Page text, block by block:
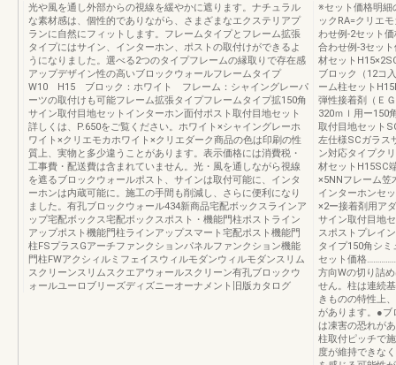
光や風を通し外部からの視線を緩やかに遮ります。ナチュラル
な素材感は、個性的でありながら、さまざまなエクステリアプ
ランに自然にフィットします。フレームタイプとフレーム拡張
タイプにはサイン、インターホン、ポストの取付けができるよ
うになりました。選べる2つのタイプフレームの縁取りで存在感
アップデザイン性の高いブロックウォールフレームタイプ
W10 H15 ブロック：ホワイト フレーム：シャイングレーパ
ーツの取付けも可能フレーム拡張タイプフレームタイプ拡150角
サイン取付目地セットインターホン面付ポスト取付目地セット
詳しくは、P.650をご覧ください。ホワイト×シャイングレーホ
ワイト×クリエモカホワイト×クリエダーク商品の色は印刷の性
質上、実物と多少違うことがあります。表示価格には消費税・
工事費・配送費は含まれていません。光・風を通しながら視線
を遮るブロックウォールポスト、サインは取付可能に、インタ
ーホンは内蔵可能に。施工の手間も削減し、さらに便利になり
ました。有孔ブロックウォール434新商品宅配ボックスラインア
ップ宅配ボックス宅配ボックスポスト・機能門柱ポストライン
アップポスト機能門柱ラインアップスマート宅配ポスト機能門
柱FSプラスGアーチファンクションパネルファンクション機能
門柱FWアクシィルミフェイスウィルモダンウィルモダンスリム
スクリーンスリムスクエアウォールスクリーン有孔ブロックウ
ォールユーロブリーズディズニーオーナメント旧版カタログ
※セット価格明細
ックRA=クリエ
わせ例-2セット
合わせ例-3セッ
材セット
ブロック（12コ
ーム柱セット
弾性接着剤（Ｅ
320ｍｌ用ー150
取付目地セット
左仕様SCガラス
ン対応タイプク
材セットH15SC
×5NNフレーム笠
インターホンセ
×2ー接着剤用ア
サイン取付目地
スポストプレイ
タイプ150角シ
セット価格
方向Wの切り詰
せん。柱は連続
きものの特性上
があります。●ブ
は凍害の恐れが
柱取付ピッチで
度が維持できな